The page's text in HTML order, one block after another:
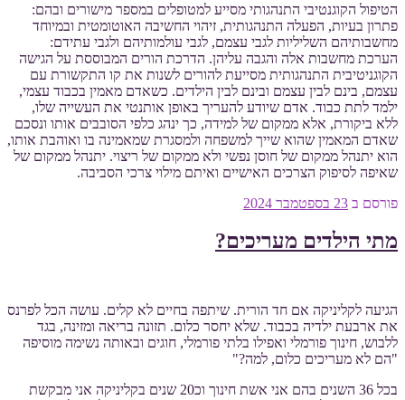
הטיפול הקוגנטיבי התנהגותי מסייע למטופלים במספר מישורים ובהם:
פתרון בעיות, הפעלה התנהגותית, זיהוי החשיבה האוטומטית ובמיוחד
מחשבותיהם השליליות לגבי עצמם, לגבי עולמותיהם ולגבי עתידם:
הערכת מחשבות אלה והגבה עליהן. הדרכת הורים המבוססת על הגישה
הקוגניטיבית התנהגותית מסייעת להורים לשנות את קו התקשורת עם
עצמם, בינם לבין עצמם ובינם לבין הילדים. כשאדם מאמין בכבוד עצמי,
ילמד לתת כבוד. אדם שיודע להעריך באופן אותנטי את העשייה שלו,
ללא ביקורת, אלא ממקום של למידה, כך ינהג כלפי הסובבים אותו ונסכם
שאדם המאמין שהוא שייך למשפחה ולמסגרת שמאמינה בו ואוהבת אותו,
הוא יתנהל ממקום של חוסן נפשי ולא ממקום של ריצוי. יתנהל ממקום של
שאיפה לסיפוק הצרכים האישיים ואיתם מילוי צרכי הסביבה.
פורסם ב 23 בספטמבר 2024
מתי הילדים מעריכים?
הגיעה לקליניקה אם חד הורית. שיתפה בחיים לא קלים. עושה הכל לפרנס
את ארבעת ילדיה בכבוד. שלא יחסר כלום. תזונה בריאה ומזינה, בגד
ללבוש, חינוך פורמלי ואפילו בלתי פורמלי, חוגים ובאותה נשימה מוסיפה
"הם לא מעריכים כלום, למה?"
בכל 36 השנים בהם אני אשת חינוך וכ20 שנים בקליניקה אני מבקשת